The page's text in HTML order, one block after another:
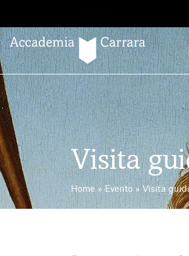
contenuto
Visita
Home »Evento» Visita